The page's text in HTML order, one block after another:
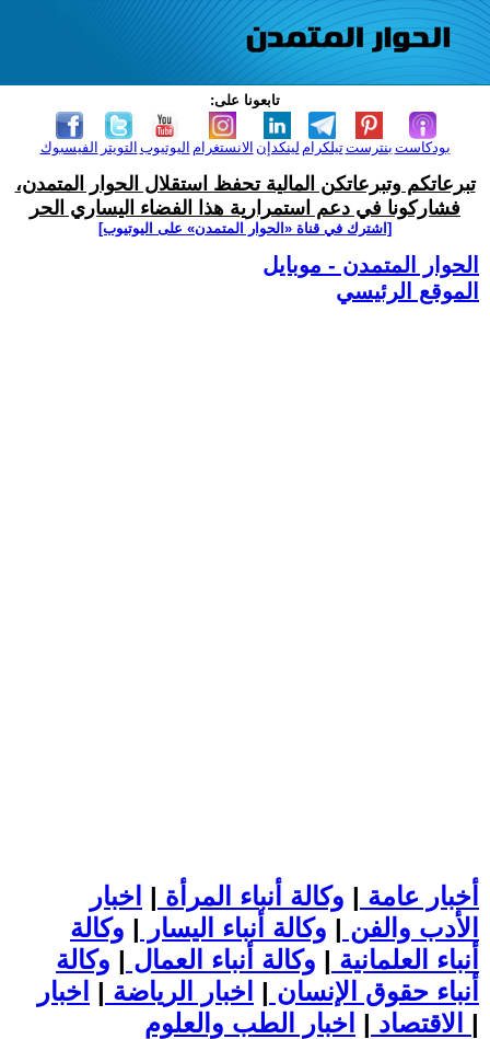
تابعونا على:
الفيسبوك التويتر اليوتيوب الانستغرام لينكدإن تيلكرامبنترست بودكاست
تبرعاتكم وتبرعاتكن المالية تحفظ استقلال الحوار المتمدن،
فشاركونا في دعم استمرارية هذا الفضاء اليساري الحر
[اشترك في قناة ‫«الحوار المتمدن» على اليوتيوب]
الحوار المتمدن - موبايل
الموقع الرئيسي
أخبار عامة | وكالة أنباء المرأة | اخبار
الأدب والفن | وكالة أنباء اليسار | وكالة
أنباء العلمانية | وكالة أنباء العمال | وكالة
أنباء حقوق الإنسان | اخبار الرياضة | اخبار
الاقتصاد | |